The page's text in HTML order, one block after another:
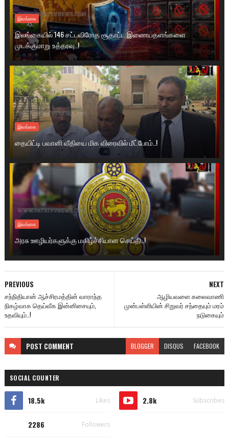
இலங்கை
இலங்கையில் 146 சட்டவிரோத சூதாட்ட இணையதளங்களை
முடக்குமாறு உத்தரவு..!
இலங்கை
தையிட்டி பவானி வீதியை மிக விரைவில் மீட்போம்..!
இலங்கை
அரசு ஊழியர்களுக்கு மகிழ்ச்சியான செய்தி..!
NEXT
ஆழியவளை கலைவாணி
முன்பள்ளியின் சிறுவர் சந்தையும் மரம்
நடுகையும்
PREVIOUS
சந்நிதியான் ஆச்சிரமத்தின் வாராந்த
நிகழ்வாக தெய்வீக இன்னிசையும்,
உதவியும்..!
POST COMMENT BLOGGER DISQUS FACEBOOK
SOCIAL COUNTER
18.5k Likes 2.8k Subscribes
2286 Followers